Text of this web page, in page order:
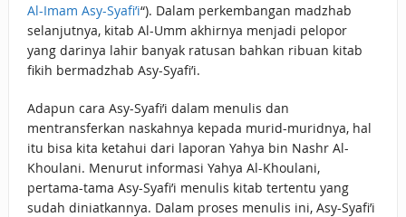
Al-Imam Asy-Syafi’i“). Dalam perkembangan madzhab
selanjutnya, kitab Al-Umm akhirnya menjadi pelopor
yang darinya lahir banyak ratusan bahkan ribuan kitab
fikih bermadzhab Asy-Syafi’i.
Adapun cara Asy-Syafi’i dalam menulis dan
mentransferkan naskahnya kepada murid-muridnya, hal
itu bisa kita ketahui dari laporan Yahya bin Nashr Al-
Khoulani. Menurut informasi Yahya Al-Khoulani,
pertama-tama Asy-Syafi’i menulis kitab tertentu yang
sudah diniatkannya. Dalam proses menulis ini, Asy-Syafi’i